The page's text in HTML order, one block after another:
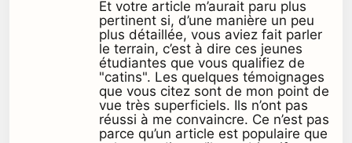
Et votre article m’aurait paru plus
pertinent si, d’une manière un peu
plus détaillée, vous aviez fait parler
le terrain, c’est à dire ces jeunes
étudiantes que vous qualifiez de
"catins". Les quelques témoignages
que vous citez sont de mon point de
vue très superficiels. Ils n’ont pas
réussi à me convaincre. Ce n’est pas
parce qu’un article est populaire que